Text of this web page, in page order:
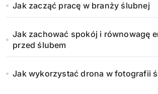
Jak zacząć pracę w branży ślubnej
Jak zachować spokój i równowagę
przed ślubem
Jak wykorzystać drona w fotografii